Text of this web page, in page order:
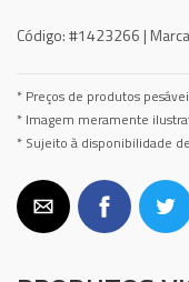
Código:#1423266 |
* Preços de produtos
* Imagem meramente
* Sujeito à disponibilidade